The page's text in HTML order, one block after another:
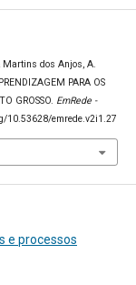
Martins dos Anjos, A.
PARA OS
GROSSO. EmRede -
10.53628/emrede.v2i1.27
e processos